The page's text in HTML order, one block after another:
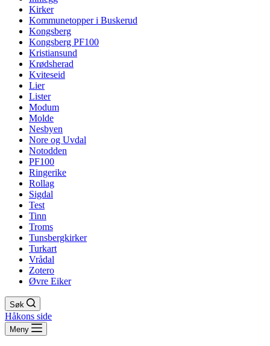
Kirker
Kommunetopper i Buskerud
Kongsberg
Kongsberg PF100
Kristiansund
Krødsherad
Kviteseid
Lier
Lister
Modum
Molde
Nesbyen
Nore og Uvdal
Notodden
PF100
Ringerike
Rollag
Sigdal
Test
Tinn
Troms
Tunsbergkirker
Turkart
Vrådal
Zotero
Øvre Eiker
Søk
Håkons side
Meny